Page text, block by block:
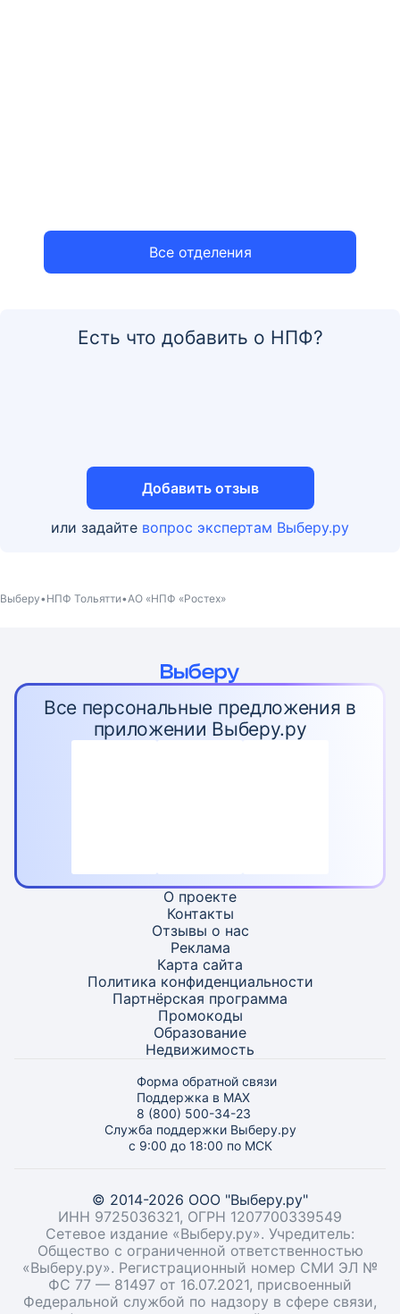
Все отделения
Есть что добавить о НПФ?
Добавить отзыв
или задайте вопрос экспертам Выберу.ру
Выберу НПФ Тольятти АО «НПФ «Ростех»
Все персональные предложения в
приложении Выберу.ру
О проекте
Контакты
Отзывы о нас
Реклама
Карта сайта
Политика конфиденциальности
Партнёрская программа
Промокоды
Образование
Недвижимость
Форма обратной связи
Поддержка в MAX
8 (800) 500-34-23
Служба поддержки Выберу.ру
с 9:00 до 18:00 по МСК
© 2014-2026 ООО "Выберу.ру"
ИНН 9725036321, ОГРН 1207700339549
Сетевое издание «Выберу.ру». Учредитель:
Общество с ограниченной ответственностью
«Выберу.ру». Регистрационный номер СМИ ЭЛ №
ФС 77 — 81497 от 16.07.2021, присвоенный
Федеральной службой по надзору в сфере связи,